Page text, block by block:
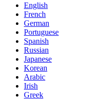
English
French
German
Portuguese
Spanish
Russian
Japanese
Korean
Arabic
Irish
Greek